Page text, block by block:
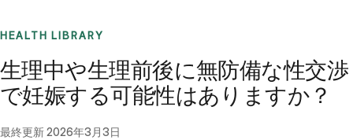
HEALTH LIBRARY
生理中や生理前後に無防備な性交渉
で妊娠する可能性はありますか？
最終更新2026年3月3日